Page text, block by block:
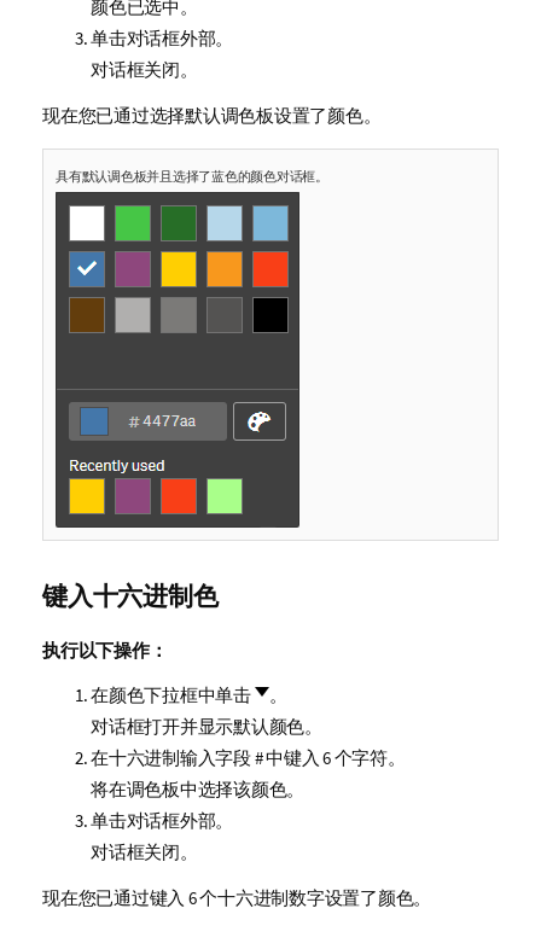
颜色已选中。
单击对话框外部。
对话框关闭。
现在您已通过选择默认调色板设置了颜色。
具有默认调色板并且选择了蓝色的颜色对话框。
键入十六进制色
执行以下操作：
在颜色下拉框中单击
。
对话框打开并显示默认颜色。
在十六进制输入字段#中键入 6 个字符。
将在调色板中选择该颜色。
单击对话框外部。
对话框关闭。
现在您已通过键入 6 个十六进制数字设置了颜色。